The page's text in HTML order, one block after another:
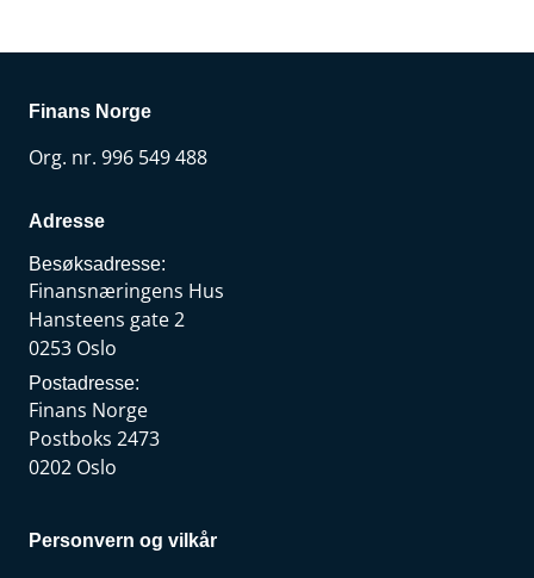
Finans Norge
Org. nr. 996 549 488
Adresse
Besøksadresse:
Finansnæringens Hus
Hansteens gate 2
0253 Oslo
Postadresse:
Finans Norge
Postboks 2473
0202 Oslo
Personvern og vilkår